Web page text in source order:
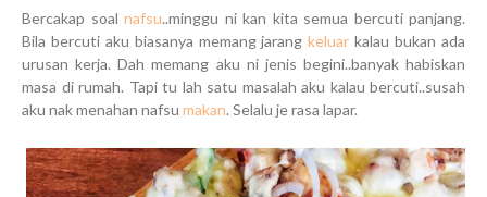
Bercakap soal nafsu..minggu ni kan kita semua bercuti panjang.
Bila bercuti aku biasanya memang jarangkeluar kalau bukan ada
urusan kerja. Dah memang aku ni jenis begini..banyak habiskan
masa di rumah. Tapi tu lah satu masalah aku kalau bercuti..susah
aku nak menahan nafsu makan. Selalu je rasa lapar.